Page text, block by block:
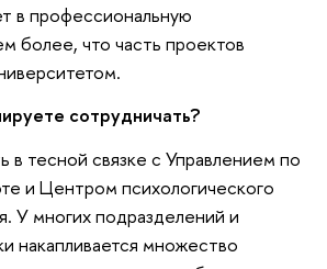
в профессиональную
более, что часть проектов
сотрудничать?
в тесной связке с Управлением по
и Центром психологического
У многих подразделений и
накапливается множество